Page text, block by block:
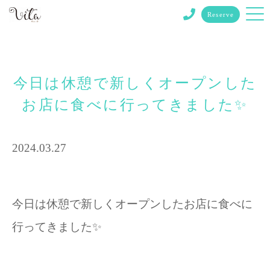
Reserve
今日は休憩で新しくオープンした
お店に食べに行ってきました✨
2024.03.27
今日は休憩で新しくオープンしたお店に食べに
行ってきました✨